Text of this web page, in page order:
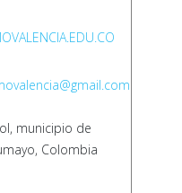
municipio de
Colombia